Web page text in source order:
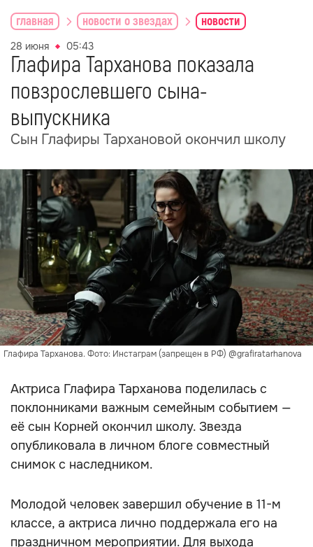
главная новости о звездах новости
28 июня 05:43
Глафира Тарханова показала
повзрослевшего сына-
выпускника
Сын Глафиры Тархановой окончил школу
Глафира Тарханова. Фото: Инстаграм (запрещен в РФ) @grafiratarhanova
Актриса Глафира Тарханова поделилась с
поклонниками важным семейным событием —
её сын Корней окончил школу. Звезда
опубликовала в личном блоге совместный
снимок с наследником.
Молодой человек завершил обучение в 11-м
классе, а актриса лично поддержала его на
праздничном мероприятии. Для выхода